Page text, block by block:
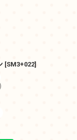
[SM3+022]
)